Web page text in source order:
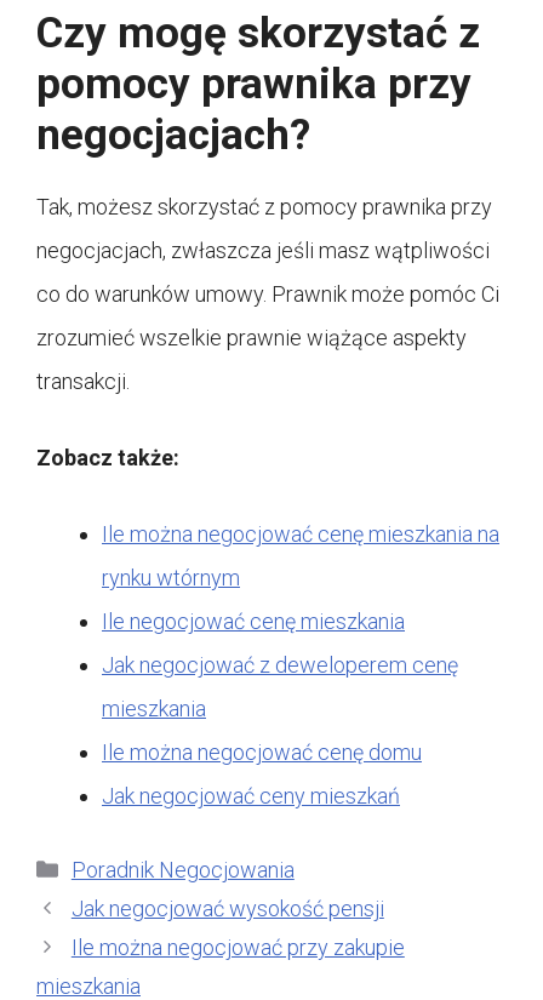
Czy mogę skorzystać z
pomocy prawnika przy
negocjacjach?
Tak, możesz skorzystać z pomocy prawnika przy
negocjacjach, zwłaszcza jeśli masz wątpliwości
co do warunków umowy. Prawnik może pomóc Ci
zrozumieć wszelkie prawnie wiążące aspekty
transakcji.
Zobacz także:
Ile można negocjować cenę mieszkania na
rynku wtórnym
Ile negocjować cenę mieszkania
Jak negocjować z deweloperem cenę
mieszkania
Ile można negocjować cenę domu
Jak negocjować ceny mieszkań
Kategorie
Poradnik Negocjowania
Jak negocjować wysokość pensji
Ile można negocjować przy zakupie
mieszkania